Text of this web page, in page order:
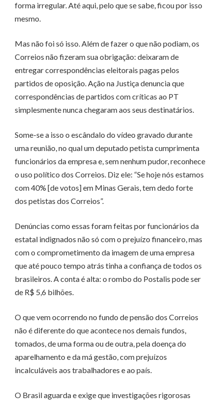
forma irregular. Até aqui, pelo que se sabe, ficou por isso
mesmo.
Mas não foi só isso. Além de fazer o que não podiam, os
Correios não fizeram sua obrigação: deixaram de
entregar correspondências eleitorais pagas pelos
partidos de oposição. Ação na Justiça denuncia que
correspondências de partidos com críticas ao PT
simplesmente nunca chegaram aos seus destinatários.
Some-se a isso o escândalo do vídeo gravado durante
uma reunião, no qual um deputado petista cumprimenta
funcionários da empresa e, sem nenhum pudor, reconhece
o uso político dos Correios. Diz ele: “Se hoje nós estamos
com 40% [de votos] em Minas Gerais, tem dedo forte
dos petistas dos Correios”.
Denúncias como essas foram feitas por funcionários da
estatal indignados não só com o prejuízo financeiro, mas
com o comprometimento da imagem de uma empresa
que até pouco tempo atrás tinha a confiança de todos os
brasileiros. A conta é alta: o rombo do Postalis pode ser
de R$ 5,6 bilhões.
O que vem ocorrendo no fundo de pensão dos Correios
não é diferente do que acontece nos demais fundos,
tomados, de uma forma ou de outra, pela doença do
aparelhamento e da má gestão, com prejuízos
incalculáveis aos trabalhadores e ao país.
O Brasil aguarda e exige que investigações rigorosas